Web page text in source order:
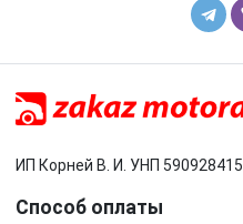
ИП Корней В. И. УНП 590928415
Способ оплаты